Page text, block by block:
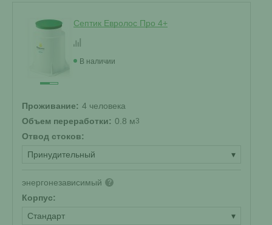
Септик Евролос Про 4+
В наличии
Проживание: 4 человека
Объем переработки: 0.8 м3
Отвод стоков:
Принудительный
▾
энергонезависимый ?
Корпус:
Стандарт
▾